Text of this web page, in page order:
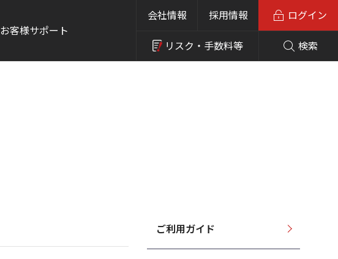
お客様サポート
会社情報 採用情報
リスク・ 手数料等 検索
ログイン
ご利用ガイド